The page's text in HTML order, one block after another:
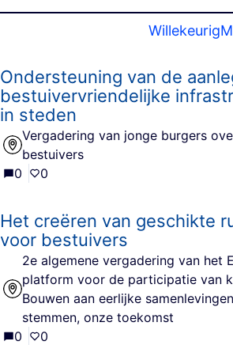
Willekeurig
Ondersteuning van de
bestuivervriendelijke
in steden
Vergadering van jonge burgers
bestuivers
0
0
Het creëren van geschikte
voor bestuivers
2e algemene vergadering van het
platform voor de participatie van
Bouwen aan eerlijke
stemmen, onze toekomst
0
0